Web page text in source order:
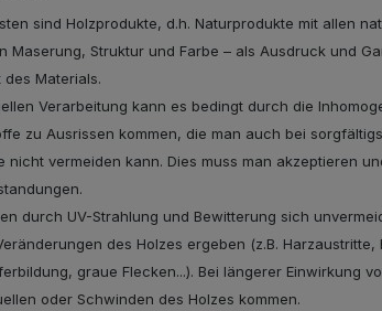
sind Holzprodukte, d.h. Naturprodukte mit allen
Maserung, Struktur und Farbe – als Ausdruck und
Materials.
Verarbeitung kann es bedingt durch die
zu Ausrissen kommen, die man auch bei
nicht vermeiden kann. Dies muss man akzeptieren
durch UV-Strahlung und Bewitterung sich
des Holzes ergeben (z.B. Harzaustritte,
graue Flecken...). Bei längerer Einwirkung
oder Schwinden des Holzes kommen.